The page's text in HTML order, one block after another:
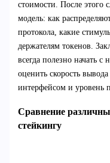
стоимости. После этого
модель: как
протокола, какие
держателям токенов.
всегда полезно начать
оценить скорость
интерфейсом и уровень
Сравнение
стейкингу